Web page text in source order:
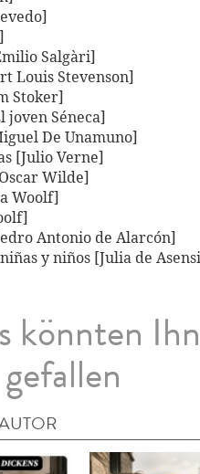
Salgàri]
Louis Stevenson]
Stoker]
joven Séneca]
De Unamuno]
[Julio Verne]
Wilde]
Woolf]
Antonio de Alarcón]
y niños [Julia de
könnten
gefallen